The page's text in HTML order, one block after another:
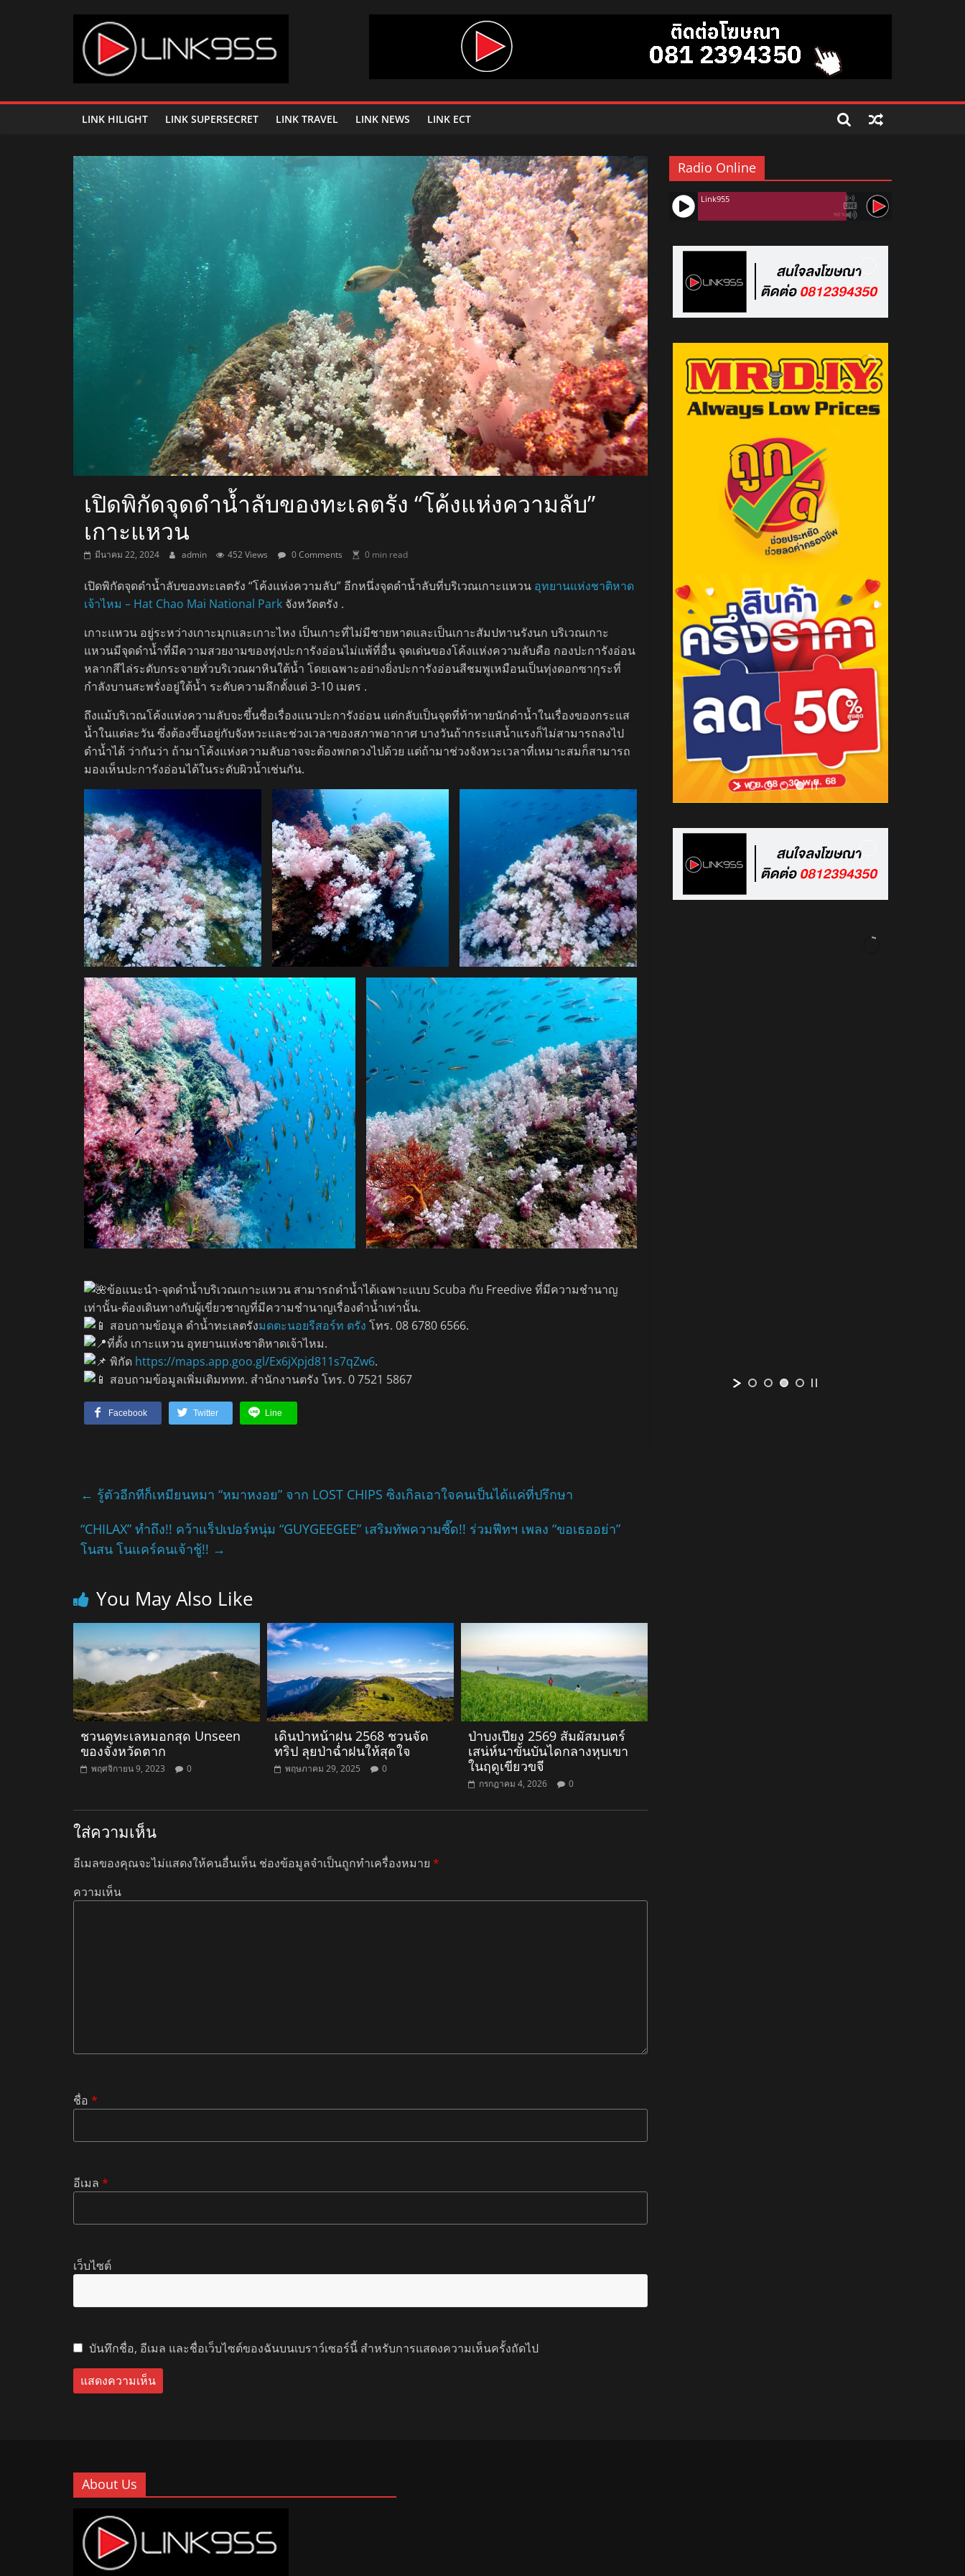
Link
95.5
คลื่น
เพลง
ฮิต
สุด
คูล
สถานี
วิทยุ
ลพบุรี
สถานี
วิทยุ
ลพบุรี
วิทยุ
FM
ลพบุรี
LINK HILIGHT LINK SUPERSECRET LINK TRAVEL LINK NEWS LINK ECT
เปิดพิกัดจุดดำน้ำลับของทะเลตรัง “โค้งแห่งความลับ”
เกาะแหวน
มีนาคม 22, 2024 admin 452 Views 0 Comments 0 min read
เปิดพิกัดจุดดำน้ำลับของทะเลตรัง “โค้งแห่งความลับ” อีกหนึ่งจุดดำน้ำลับที่บริเวณเกาะแหวน อุทยานแห่งชาติหาด
เจ้าไหม – Hat Chao Mai National Park จังหวัดตรัง .
เกาะแหวน อยู่ระหว่างเกาะมุกและเกาะไหง เป็นเกาะที่ไม่มีชายหาดและเป็นเกาะสัมปทานรังนก บริเวณเกาะ
แหวนมีจุดดำน้ำที่มีความสวยงามของทุ่งปะการังอ่อนไม่แพ้ที่อื่น จุดเด่นของโค้งแห่งความลับคือ กองปะการังอ่อน
หลากสีไล่ระดับกระจายทั่วบริเวณผาหินใต้น้ำ โดยเฉพาะอย่างยิ่งปะการังอ่อนสีชมพูเหมือนเป็นทุ่งดอกซากุระที่
กำลังบานสะพรั่งอยู่ใต้น้ำ ระดับความลึกตั้งแต่ 3-10 เมตร .
ถึงแม้บริเวณโค้งแห่งความลับจะขึ้นชื่อเรื่องแนวปะการังอ่อน แต่กลับเป็นจุดที่ท้าทายนักดำน้ำในเรื่องของกระแส
น้ำในแต่ละวัน ซึ่งต้องขึ้นอยู่กับจังหวะและช่วงเวลาของสภาพอากาศ บางวันถ้ากระแสน้ำแรงก็ไม่สามารถลงไป
ดำน้ำได้ ว่ากันว่า ถ้ามาโค้งแห่งความลับอาจจะต้องพกดวงไปด้วย แต่ถ้ามาช่วงจังหวะเวลาที่เหมาะสมก็สามารถ
มองเห็นปะการังอ่อนได้ในระดับผิวน้ำเช่นกัน.
ข้อแนะนำ-จุดดำน้ำบริเวณเกาะแหวน สามารถดำน้ำได้เฉพาะแบบ Scuba กับ Freedive ที่มีความชำนาญ
เท่านั้น-ต้องเดินทางกับผู้เขี่ยวชาญที่มีความชำนาญเรื่องดำน้ำเท่านั้น.
สอบถามข้อมูล ดำน้ำทะเลตรังมดตะนอยรีสอร์ท ตรัง โทร. 08 6780 6566.
ที่ตั้ง เกาะแหวน อุทยานแห่งชาติหาดเจ้าไหม.
พิกัด https://maps.app.goo.gl/Ex6jXpjd811s7qZw6.
สอบถามข้อมูลเพิ่มเติมททท. สำนักงานตรัง โทร. 0 7521 5867
Facebook Twitter Line
← รู้ตัวอีกทีก็เหมียนหมา “หมาหงอย” จาก LOST CHIPS ซิงเกิลเอาใจคนเป็นได้แค่ที่ปรึกษา
“CHILAX” ทำถึง!! คว้าแร็ปเปอร์หนุ่ม “GUYGEEGEE” เสริมทัพความซี๊ด!! ร่วมฟีทฯ เพลง “ขอเธออย่า”
โนสน โนแคร์คนเจ้าชู้!! →
You May Also Like
ชวนดูทะเลหมอกสุด Unseen
ของจังหวัดตาก
พฤศจิกายน 9, 2023 0
เดินป่าหน้าฝน 2568 ชวนจัด
ทริป ลุยป่าฉ่ำฝนให้สุดใจ
พฤษภาคม 29, 2025 0
ป่าบงเปียง 2569 สัมผัสมนตร์
เสน่ห์นาขั้นบันไดกลางหุบเขา
ในฤดูเขียวขจี
กรกฎาคม 4, 2026 0
ใส่ความเห็น
อีเมลของคุณจะไม่แสดงให้คนอื่นเห็น ช่องข้อมูลจำเป็นถูกทำเครื่องหมาย *
ความเห็น
ชื่อ *
อีเมล *
เว็บไซต์
บันทึกชื่อ, อีเมล และชื่อเว็บไซต์ของฉันบนเบราว์เซอร์นี้ สำหรับการแสดงความเห็นครั้งถัดไป
Radio Online
90%
Link955
About Us